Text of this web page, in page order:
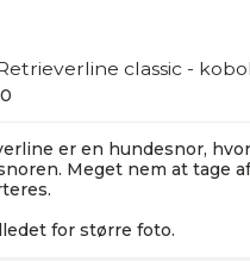
classic -
er en hundesnor,
Meget nem at tage
for større foto.